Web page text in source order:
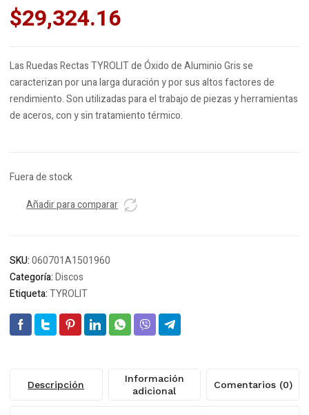
$29,324.16
Las Ruedas Rectas TYROLIT de Óxido de Aluminio Gris se
caracterizan por una larga duración y por sus altos factores de
rendimiento. Son utilizadas para el trabajo de piezas y herramientas
de aceros, con y sin tratamiento térmico.
Fuera de stock
Añadir para comparar
SKU:060701A1501960
Categoría:Discos
Etiqueta:TYROLIT
Descripción
Información
adicional
Comentarios (0)